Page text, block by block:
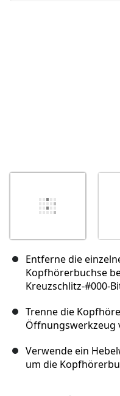
Entferne die
Kopfhörerbuchse
Kreuzschlitz-#000-
Trenne die
Öffnungswerkzeug
Verwende ein
um die